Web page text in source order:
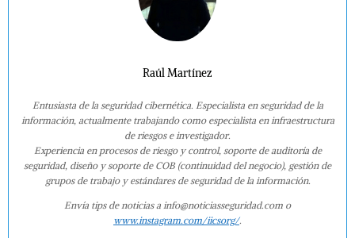
Raúl Martínez
Entusiasta de la seguridad cibernética. Especialista en seguridad de la
información, actualmente trabajando como especialista en infraestructura
de riesgos e investigador.
Experiencia en procesos de riesgo y control, soporte de auditoría de
seguridad, diseño y soporte de COB (continuidad del negocio), gestión de
grupos de trabajo y estándares de seguridad de la información.
Envía tips de noticias a info@noticiasseguridad.com o
www.instagram.com/iicsorg/.